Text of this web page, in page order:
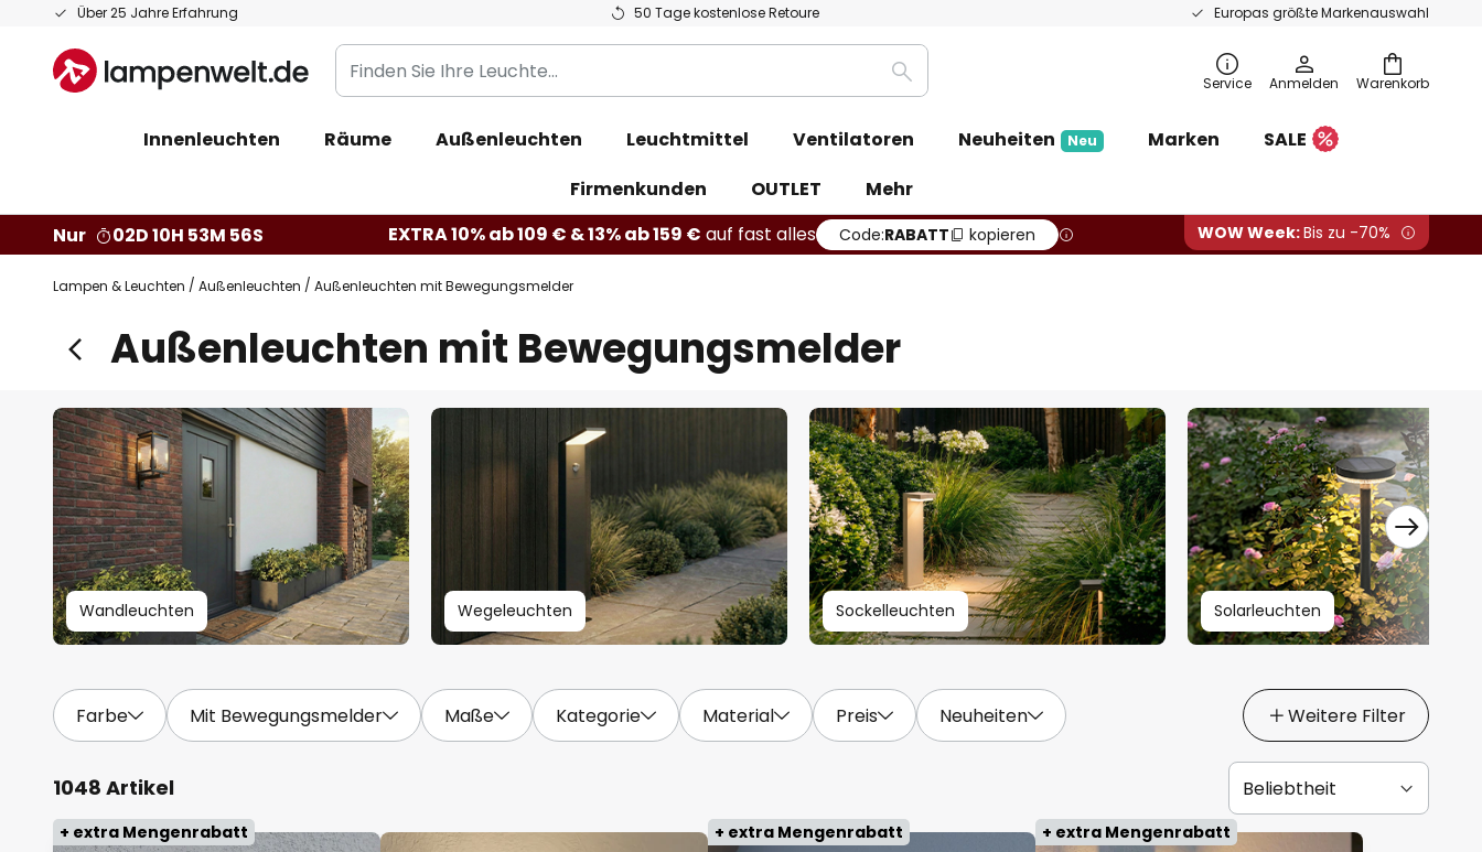
Über 25 Jahre Erfahrung 50 Tage kostenlose Retoure Europas größte Markenauswahl
Zum
springen
Warenkorb
Finden
Sie
Leuchte...
Suche Service Anmelden
Innenleuchten Räume Außenleuchten Leuchtmittel Ventilatoren Neuheiten Neu Marken
SALE
Firmenkunden
OUTLET
Mehr
Nur
02D 10H 53M 55S EXTRA 10% ab 109 € & 13% ab 159 € auf fast alles Code:RABATT kopieren WOW Week:Bis zu -70%
Lampen & Leuchten Außenleuchten Außenleuchten mit Bewegungsmelder
Außenleuchten mit Bewegungsmelder
Wandleuchten Wegeleuchten Sockelleuchten Solarleuchten
Farbe Mit Bewegungsmelder Maße Kategorie Material Preis Neuheiten Weitere Filter
1048 Artikel
+ extra Mengenrabatt + extra Mengenrabatt + extra Mengenrabatt